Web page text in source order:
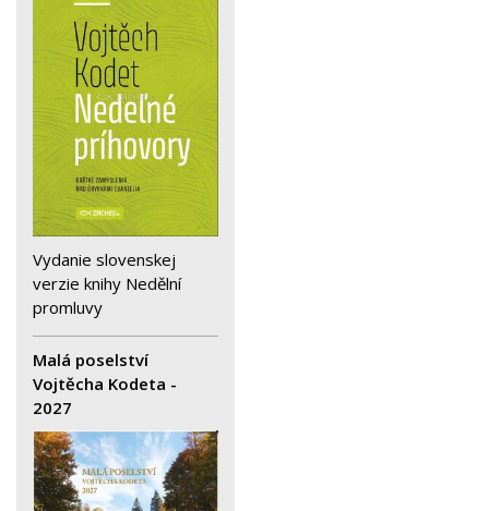
Vydanie slovenskej
verzie knihy Nedělní
promluvy
Malá poselství
Vojtěcha Kodeta -
2027